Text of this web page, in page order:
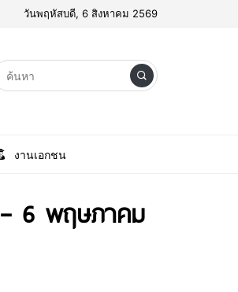
วันพฤหัสบดี, 6 สิงหาคม 2569
งานเอกชน
– 6 พฤษภาคม